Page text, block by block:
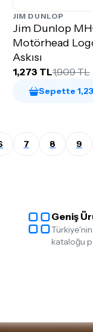
JIM DUNLOP
Jim Dunlop
Motörhead
Askısı
1,273 TL1,909 TL
Sepette
7 8 9
Geniş
kataloğu